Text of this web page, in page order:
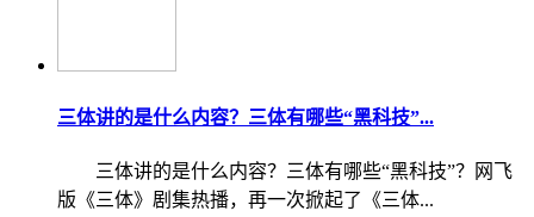
三体讲的是什么内容？三体有哪些“黑科技”...
三体讲的是什么内容？三体有哪些“黑科技”？网飞
版《三体》剧集热播，再一次掀起了《三体...